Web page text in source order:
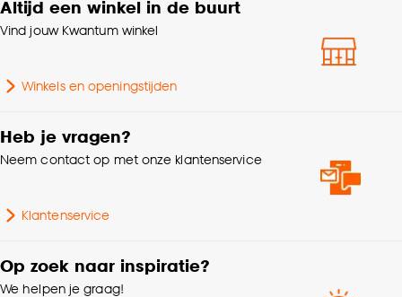
klikken.
Goed om te weten is dat je deze keuze altijd nog
kan aanpassen, bekijk hiervoor onze
Wasvoorschriften
Niet Strijken, Niet in de
Gewicht gram per m2
Mate verduisterend
Scandinavisch, Modern,
Garantietermijn
Altijd een winkel in de buurt
Vind jouw Kwantum winkel
Winkels en openingstijden
Heb je vragen?
Neem contact op met onze klantenservice
Klantenservice
Op zoek naar inspiratie?
We helpen je graag!